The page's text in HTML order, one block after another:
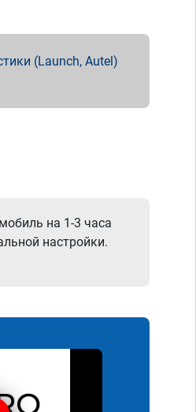
(Launch, Autel)
на 1-3 часа
настройки.